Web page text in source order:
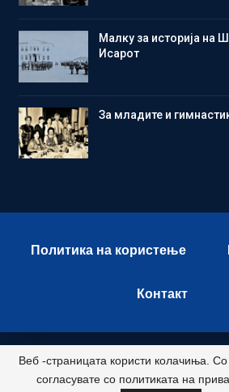
Малку за историја на
Исарот
Зa младите и
Политика на користење
Контакт
© 2026 - Istok Press. All
Развиено и хостирано од
Веб -страницата користи колачиња.
согласувате со политиката на